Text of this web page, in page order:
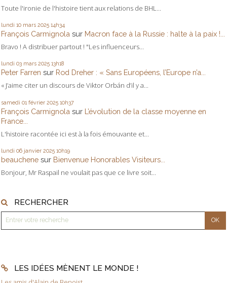
Toute l'ironie de l'histoire tient aux relations de BHL...
lundi 10 mars 2025 14h34
François Carmignola sur Macron face à la Russie : halte à la paix !...
Bravo ! A distribuer partout ! "Les influenceurs...
lundi 03 mars 2025 13h18
Peter Farren sur Rod Dreher : « Sans Européens, l’Europe n’a...
« J’aime citer un discours de Viktor Orbán d’il y a...
samedi 01 février 2025 10h37
François Carmignola sur L’évolution de la classe moyenne en
France...
L'histoire racontée ici est à la fois émouvante et...
lundi 06 janvier 2025 10h19
beauchene sur Bienvenue Honorables Visiteurs...
Bonjour, Mr Raspail ne voulait pas que ce livre soit...
RECHERCHER
LES IDÉES MÈNENT LE MONDE !